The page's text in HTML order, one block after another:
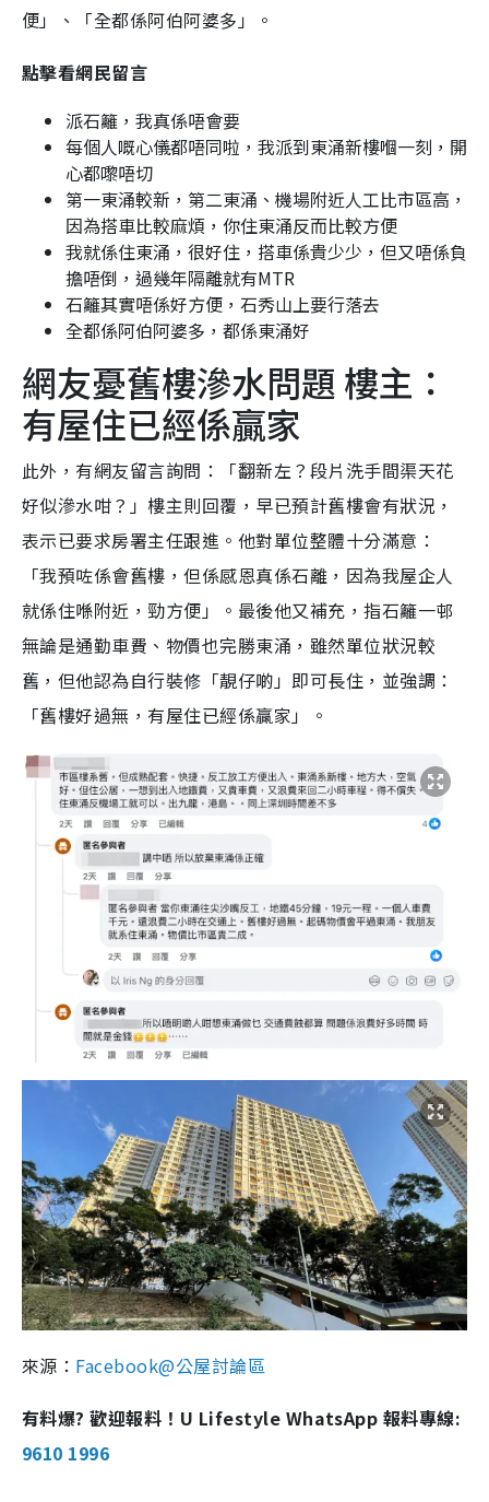
便」、「全都係阿伯阿婆多」。
點擊看網民留言
派石籬，我真係唔會要
每個人嘅心儀都唔同啦，我派到東涌新樓嗰一刻，開
心都嚟唔切
第一東涌較新，第二東涌、機場附近人工比市區高，
因為搭車比較麻煩，你住東涌反而比較方便
我就係住東涌，很好住，搭車係貴少少，但又唔係負
擔唔倒，過幾年隔離就有MTR
石籬其實唔係好方便，石秀山上要行落去
全都係阿伯阿婆多，都係東涌好
網友憂舊樓滲水問題 樓主：
有屋住已經係贏家
此外，有網友留言詢問：「翻新左？段片洗手間渠天花
好似滲水咁？」樓主則回覆，早已預計舊樓會有狀況，
表示已要求房署主任跟進。他對單位整體十分滿意：
「我預咗係會舊樓，但係感恩真係石離，因為我屋企人
就係住喺附近，勁方便」。最後他又補充，指石籬一邨
無論是通勤車費、物價也完勝東涌，雖然單位狀況較
舊，但他認為自行裝修「靚仔啲」即可長住，並強調：
「舊樓好過無，有屋住已經係贏家」。
來源： Facebook@公屋討論區
有料爆? 歡迎報料！U Lifestyle WhatsApp 報料專線:
9610 1996